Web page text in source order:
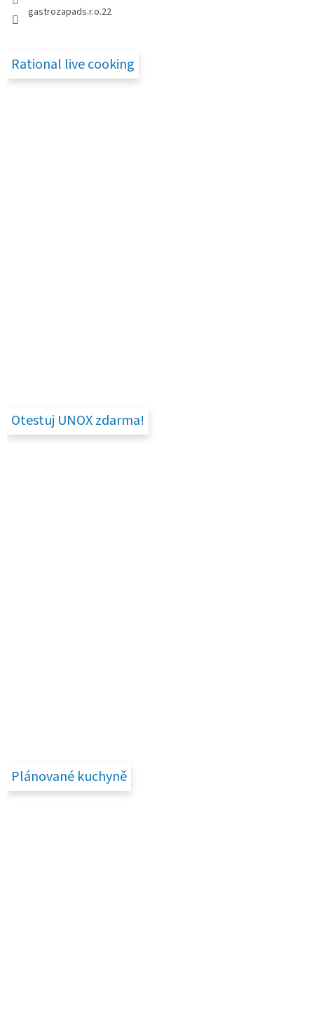
gastrozapads.r.o.22
Rational live cooking
Otestuj UNOX zdarma!
Plánované kuchyně